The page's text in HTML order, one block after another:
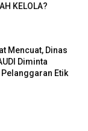
KELOLA?
Mencuat, Dinas
Diminta
Etik